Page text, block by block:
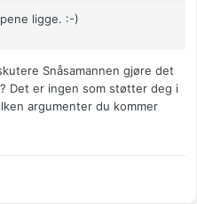
ligge. :-)
Snåsamannen gjøre det
Det er ingen som støtter deg i
argumenter du kommer